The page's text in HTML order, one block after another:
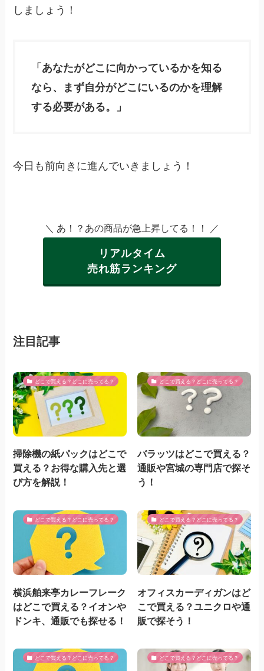
しましょう！
「あなたがどこに向かっているかを知る
なら、まず自分がどこにいるのかを理解
する必要がある。」
今日も前向きに進んでいきましょう！
＼ あ！？あの商品が急上昇してる！！ ／
リアルタイム
売れ筋ランキング
注目記事
どこで買える？どこに売ってる？
掃除機の紙パックはどこで
買える？お得な購入先と選
び方を解説！
どこで買える？どこに売ってる？
バラッツはどこで買える？
通販や宮城の専門店で探そ
う！
どこで買える？どこに売ってる？
横浜舶来亭カレーフレーク
はどこで買える？イオンや
ドンキ、通販でも探せる！
どこで買える？どこに売ってる？
オフィスカーディガンはど
こで買える？ユニクロや通
販で探そう！
どこで買える？どこに売ってる？ どこで買える？どこに売ってる？